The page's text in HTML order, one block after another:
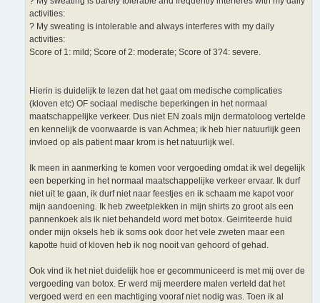
activities:
? My sweating is intolerable and always interferes with my daily
activities:
Score of 1: mild; Score of 2: moderate; Score of 3?4: severe.
Hierin is duidelijk te lezen dat het gaat om medische complicaties
(kloven etc) OF sociaal medische beperkingen in het normaal
maatschappelijke verkeer. Dus niet EN zoals mijn dermatoloog vertelde
en kennelijk de voorwaarde is van Achmea; ik heb hier natuurlijk geen
invloed op als patient maar krom is het natuurlijk wel.
Ik meen in aanmerking te komen voor vergoeding omdat ik wel degelijk
een beperking in het normaal maatschappelijke verkeer ervaar. Ik durf
niet uit te gaan, ik durf niet naar feestjes en ik schaam me kapot voor
mijn aandoening. Ik heb zweetplekken in mijn shirts zo groot als een
pannenkoek als ik niet behandeld word met botox. Geirriteerde huid
onder mijn oksels heb ik soms ook door het vele zweten maar een
kapotte huid of kloven heb ik nog nooit van gehoord of gehad.
Ook vind ik het niet duidelijk hoe er gecommuniceerd is met mij over de
vergoeding van botox. Er werd mij meerdere malen verteld dat het
vergoed werd en een machtiging vooraf niet nodig was. Toen ik al